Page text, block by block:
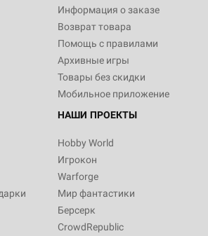
Информация о заказе
Возврат товара
Помощь с правилами
Архивные игры
Товары без скидки
Мобильное приложение
НАШИ ПРОЕКТЫ
Hobby World
Игрокон
Warforge
Мир фантастики
Берсерк
CrowdRepublic